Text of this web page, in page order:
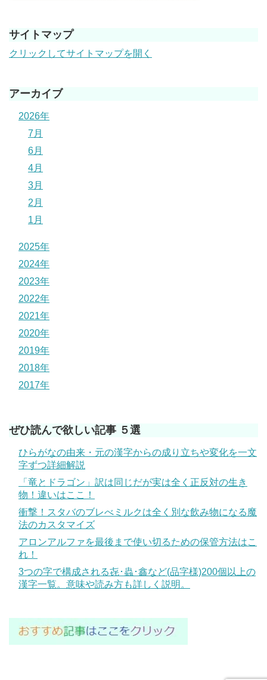
サイトマップ
クリックしてサイトマップを開く
アーカイブ
2026年
7月
6月
4月
3月
2月
1月
2025年
2024年
2023年
2022年
2021年
2020年
2019年
2018年
2017年
ぜひ読んで欲しい記事 ５選
ひらがなの由来・元の漢字からの成り立ちや変化を一文
字ずつ詳細解説
「竜とドラゴン」訳は同じだが実は全く正反対の生き
物！違いはここ！
衝撃！スタバのブレべミルクは全く別な飲み物になる魔
法のカスタマイズ
アロンアルファを最後まで使い切るための保管方法はこ
れ！
3つの字で構成される㐂･蟲･鑫など(品字様)200個以上の
漢字一覧。意味や読み方も詳しく説明。